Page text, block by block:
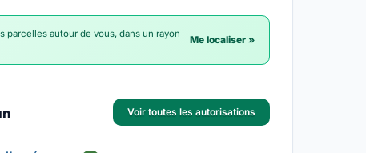
autour de vous, dans un rayon
Me localiser »
Voir toutes les autorisations